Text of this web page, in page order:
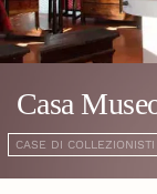
Casa
CASE DI COLLEZIONISTI